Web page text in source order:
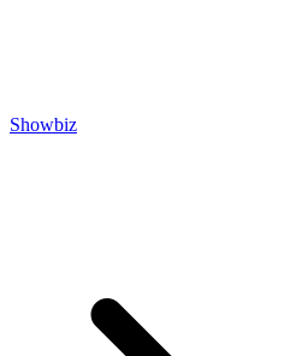
Showbiz